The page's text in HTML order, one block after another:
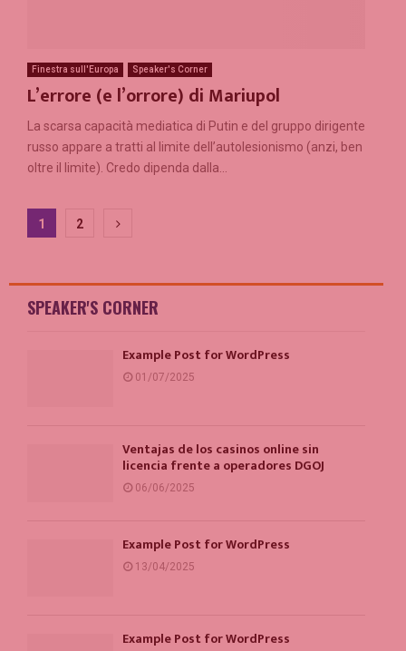
Finestra sull'Europa Speaker's Corner
L’errore (e l’orrore) di Mariupol
La scarsa capacità mediatica di Putin e del gruppo dirigente
russo appare a tratti al limite dell’autolesionismo (anzi, ben
oltre il limite). Credo dipenda dalla...
Paginazione
articoli
1 2
SPEAKER'S CORNER
Example Post for WordPress
01/07/2025
Ventajas de los casinos online sin
licencia frente a operadores DGOJ
06/06/2025
Example Post for WordPress
13/04/2025
Example Post for WordPress